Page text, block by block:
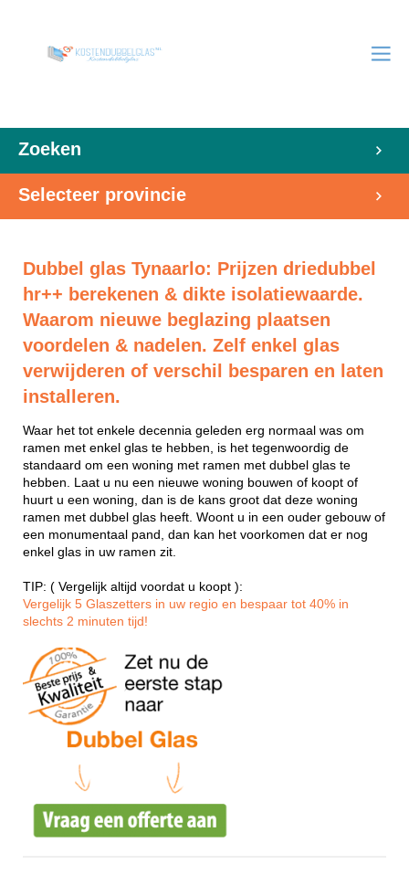
Zoeken
Selecteer provincie
Dubbel glas Tynaarlo: Prijzen driedubbel
hr++ berekenen & dikte isolatiewaarde.
Waarom nieuwe beglazing plaatsen
voordelen & nadelen. Zelf enkel glas
verwijderen of verschil besparen en laten
installeren.
Waar het tot enkele decennia geleden erg normaal was om
ramen met enkel glas te hebben, is het tegenwoordig de
standaard om een woning met ramen met dubbel glas te
hebben. Laat u nu een nieuwe woning bouwen of koopt of
huurt u een woning, dan is de kans groot dat deze woning
ramen met dubbel glas heeft. Woont u in een ouder gebouw of
een monumentaal pand, dan kan het voorkomen dat er nog
enkel glas in uw ramen zit.
TIP: ( Vergelijk altijd voordat u koopt ):
Vergelijk 5 Glaszetters in uw regio en bespaar tot 40% in
slechts 2 minuten tijd!